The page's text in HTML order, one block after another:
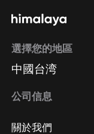
選擇您的地區
中國台湾
公司信息
關於我們